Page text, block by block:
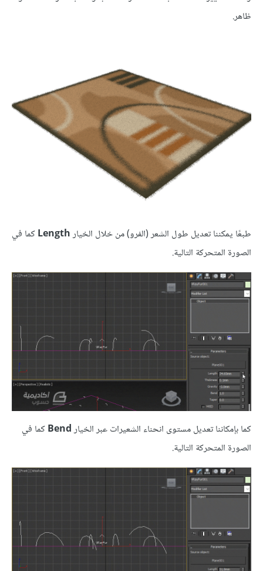
ظاهر.
طبعًا يمكننا تعديل طول الشعر (الفرو) من خلال الخيارLengthكما في
الصورة المتحركة التالية.
كما بإمكاننا تعديل مستوى انحناء الشعيرات عبر الخيارBendكما في
الصورة المتحركة التالية.